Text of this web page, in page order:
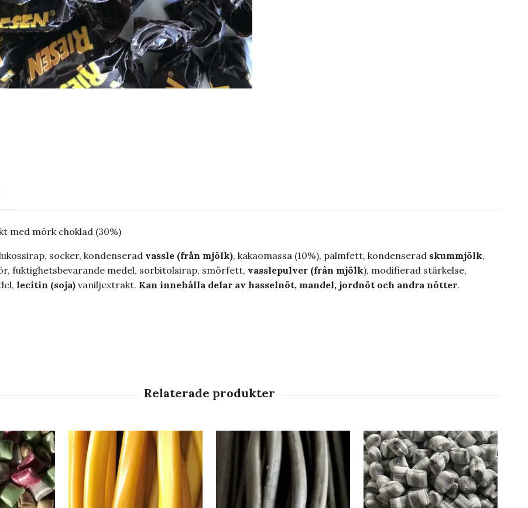
med mörk choklad (30%)
socker, kondenserad vassle (från mjölk), kakaomassa (10%), palmfett, kondenserad skummjölk,
fuktighetsbevarande medel, sorbitolsirap, smörfett, vasslepulver (från mjölk), modifierad stärkelse,
lecitin (soja) vaniljextrakt. Kan innehålla delar av hasselnöt, mandel, jordnöt och andra nötter.